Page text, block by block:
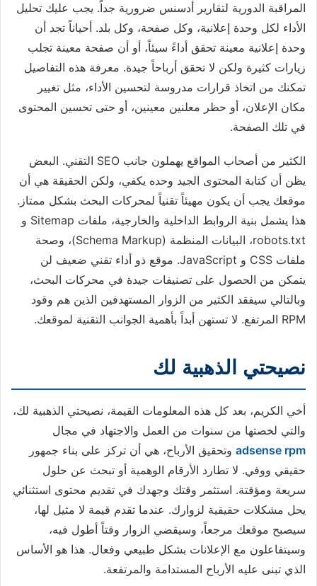
المراقبة الدورية لتقارير أدسنس ضرورية جداً. يجب عليك تحليل
الأداء لكل وحدة إعلانية، وكل صفحة، وكل بلد. أحياناً تجد أن
وحدة إعلانية معينة تحقق أداءً سيئاً، أو أن صفحة معينة تجلب
زيارات كثيرة ولكن لا تحقق أرباحاً جيدة. معرفة هذه التفاصيل
تمكنك من اتخاذ قرارات مدروسة لتحسين الأداء، مثل تغيير
مكان الإعلان، أو حظر معلنين معينين، أو حتى تحسين المحتوى
في تلك الصفحة.
الكثير من أصحاب المواقع يهملون جانب SEO التقني. البعض
يظن أن كتابة المحتوى الجيد وحده يكفي، ولكن الحقيقة هي أن
موقعك يجب أن يكون مهيئاً تقنياً لمحركات البحث بشكل ممتاز.
هذا يشمل بنية الروابط الداخلية والخارجية، ملفات Sitemap و
robots.txt، البيانات المنظمة (Schema Markup)، وصحة
ملفات CSS و JavaScript. موقع ذو أداء تقني ضعيف لن
يتمكن من الحصول على تصنيفات جيدة في محركات البحث،
وبالتالي سيفقد الكثير من الزوار المستهدفين الذين هم وقود
RPM المرتفع. لا تستهن أبداً بأهمية الجوانب التقنية لموقعك.
نصيحتي الذهبية لك
أخي الكريم، بعد كل هذه المعلومات القيمة، نصيحتي الذهبية لك،
والتي لخصتها من سنوات من العمل والاجتهاد في مجال
adsense rpm وتحقيق الأرباح، هي أن تركز على بناء جمهور
حقيقي ووفي. لا تطارد الأرقام الوهمية أو تبحث عن حلول
سريعة ومؤقتة. استثمر وقتك وجهدك في تقديم محتوى استثنائي
يحل مشكلات حقيقية لزوارك. عندما تقدم قيمة لا مثيل لها،
سيصبح موقعك مرجعاً، وسيقضي الزوار وقتاً أطول فيه،
وسيتفاعلون مع الإعلانات بشكل طبيعي وفعال. هذا هو الأساس
الذي تبنى عليه الأرباح المستدامة والمرتفعة.